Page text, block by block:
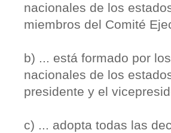
nacionales de los
miembros del Comité
b) ... está formado por
nacionales de los
presidente y el
c) ... adopta todas las